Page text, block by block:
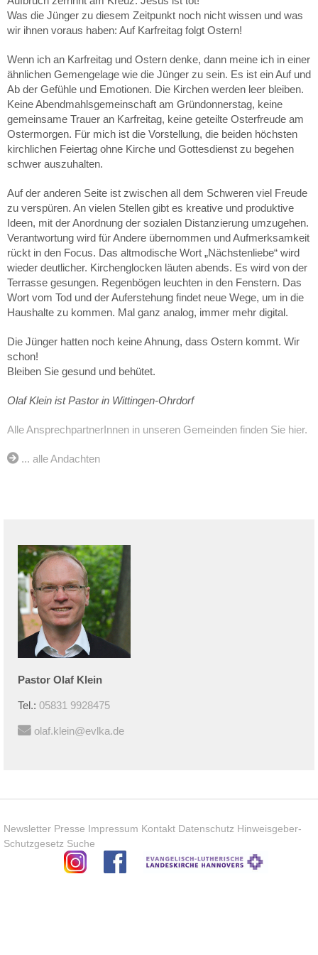
Was die Jünger zu diesem Zeitpunkt noch nicht wissen und was
wir ihnen voraus haben: Auf Karfreitag folgt Ostern!
Wenn ich an Karfreitag und Ostern denke, dann meine ich in einer
ähnlichen Gemengelage wie die Jünger zu sein. Es ist ein Auf und
Ab der Gefühle und Emotionen. Die Kirchen werden leer bleiben.
Keine Abendmahlsgemeinschaft am Gründonnerstag, keine
gemeinsame Trauer an Karfreitag, keine geteilte Osterfreude am
Ostermorgen. Für mich ist die Vorstellung, die beiden höchsten
kirchlichen Feiertag ohne Kirche und Gottesdienst zu begehen
schwer auszuhalten.
Auf der anderen Seite ist zwischen all dem Schweren viel Freude
zu verspüren. An vielen Stellen gibt es kreative und produktive
Ideen, mit der Anordnung der sozialen Distanzierung umzugehen.
Verantwortung wird für Andere übernommen und Aufmerksamkeit
rückt in den Focus. Das altmodische Wort „Nächstenliebe“ wird
wieder deutlicher. Kirchenglocken läuten abends. Es wird von der
Terrasse gesungen. Regenbögen leuchten in den Fenstern. Das
Wort vom Tod und der Auferstehung findet neue Wege, um in die
Haushalte zu kommen. Mal ganz analog, immer mehr digital.
Die Jünger hatten noch keine Ahnung, dass Ostern kommt. Wir
schon!
Bleiben Sie gesund und behütet.
Olaf Klein ist Pastor in Wittingen-Ohrdorf
Alle AnsprechpartnerInnen in unseren Gemeinden finden Sie hier.
... alle Andachten
Pastor Olaf Klein
Tel.: 05831 9928475
olaf.klein@evlka.de
Newsletter Presse Impressum Kontakt Datenschutz Hinweisgeber-
Schutzgesetz Suche